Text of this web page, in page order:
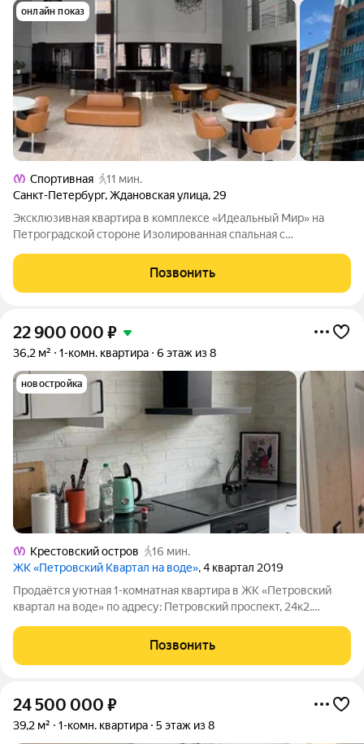
онлайн показ
Спортивная
11 мин.
Санкт-Петербург,Ждановская улица, 29
Эксклюзивная квартира в комплексе «Идеальный Мир» на
Петроградской стороне Изолированная спальная с
гостиная. Потолки 3,2 м Застекленная лоджия с панорамным
безрамным остеклением. Два санузла.
Позвонить
22 900 000 ₽
36,2 м² 1-комн. квартира 6 этаж из 8
новостройка
Крестовский остров
16 мин.
ЖК «Петровский Квартал на воде», 4 квартал 2019
Продаётся уютная 1-комнатная квартира в ЖК «Петровский
квартал на воде» по адресу: Петровский проспект, 24к2.
кирпично-монолитного дома бизнес-класса. Общая площадь
Позвонить
24 500 000 ₽
39,2 м² 1-комн. квартира 5 этаж из 8